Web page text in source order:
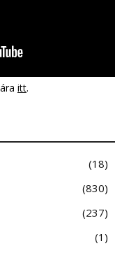
itt.
18
830
237
1